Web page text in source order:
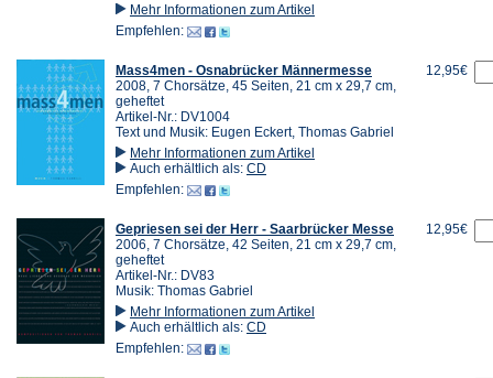
Mehr Informationen zum Artikel
Empfehlen:
Mass4men - Osnabrücker Männermesse
2008, 7 Chorsätze, 45 Seiten, 21 cm x 29,7 cm,
geheftet
Artikel-Nr.: DV1004
Text und Musik: Eugen Eckert, Thomas Gabriel
Mehr Informationen zum Artikel
Auch erhältlich als: CD
Empfehlen:
12,95€
Gepriesen sei der Herr - Saarbrücker Messe
2006, 7 Chorsätze, 42 Seiten, 21 cm x 29,7 cm,
geheftet
Artikel-Nr.: DV83
Musik: Thomas Gabriel
Mehr Informationen zum Artikel
Auch erhältlich als: CD
Empfehlen:
12,95€